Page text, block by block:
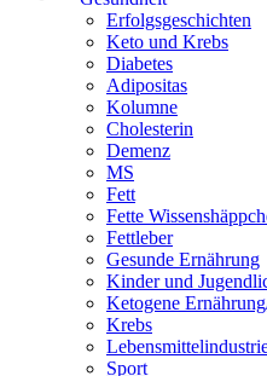
Erfolgsgeschichten
Keto und Krebs
Diabetes
Adipositas
Kolumne
Cholesterin
Demenz
MS
Fett
Fette
Fettleber
Gesunde Ernährung
Kinder und
Ketogene
Krebs
Sport